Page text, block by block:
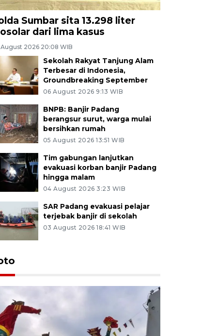
Sumbar sita 13.298 liter
dari lima kasus
2026 20:08 WIB
Sekolah Rakyat Tanjung Alam
Terbesar di Indonesia,
Groundbreaking September
06 August 2026 9:13 WIB
BNPB: Banjir Padang
berangsur surut, warga mulai
bersihkan rumah
05 August 2026 13:51 WIB
Tim gabungan lanjutkan
evakuasi korban banjir Padang
hingga malam
04 August 2026 3:23 WIB
SAR Padang evakuasi pelajar
terjebak banjir di sekolah
03 August 2026 18:41 WIB